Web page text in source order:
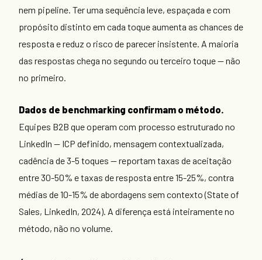
nem pipeline. Ter uma sequência leve, espaçada e com
propósito distinto em cada toque aumenta as chances de
resposta e reduz o risco de parecer insistente. A maioria
das respostas chega no segundo ou terceiro toque — não
no primeiro.
Dados de benchmarking confirmam o método.
Equipes B2B que operam com processo estruturado no
LinkedIn — ICP definido, mensagem contextualizada,
cadência de 3-5 toques — reportam taxas de aceitação
entre 30-50% e taxas de resposta entre 15-25%, contra
médias de 10-15% de abordagens sem contexto (State of
Sales, LinkedIn, 2024). A diferença está inteiramente no
método, não no volume.